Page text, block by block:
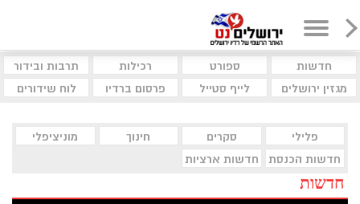
חדשות ספורט רכילות
תרבות ובידור
מגזין ירושלים
לייף סטייל פרסום ברדיו לוח שידורים
פלילי סקרים חינוך
מוניציפלי
חדשות הכנסת
חדשות ארציות
חדשות